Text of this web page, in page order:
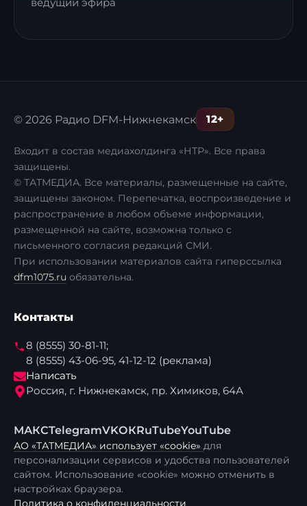
© 2026 Радио DFM-Нижнекамск 12+
Входит в состав медиахолдинга «НТР». Все права
защищены.
© ТАТМЕДИА. Все материалы, размещенные на сайте,
защищены законом. Перепечатка, воспроизведение и
распространение в любом объеме информации,
размещенной на сайте, возможна только с
письменного согласия редакций СМИ.
При использовании материалов сайта гиперссылка
dfm1075.ru обязательна.
Контакты
8 (8555) 30-81-11;
8 (8555) 43-06-95, 41-12-12 (реклама)
Написать
Россия, г. Нижнекамск, пр. Химиков, 64А
МАКСTelegramVKОКRuTubeYouTube
АО «ТАТМЕДИА» использует «cookie» для
персонализации сервисов и удобства пользователей
сайтом. Использование «cookie» можно отменить в
настройках браузера.
Политика о конфиденциальности